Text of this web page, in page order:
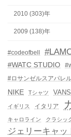
2010 (303)年
2009 (138)年
#codeofbell
#WATC STUDIO
#ロサンゼルスアパレ
NIKE
Tシャツ VANS
イギリス イタリア
キャロライン クラシッ
ジェリーキャッ